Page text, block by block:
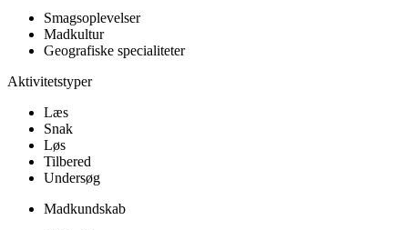
Smagsoplevelser
Madkultur
Geografiske specialiteter
Aktivitetstyper
Læs
Snak
Løs
Tilbered
Undersøg
Madkundskab